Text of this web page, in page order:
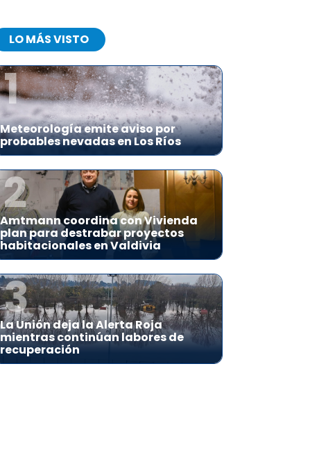
LO MÁS VISTO
1
Meteorología emite aviso por
probables nevadas en Los Ríos
2
Amtmann coordina con Vivienda
plan para destrabar proyectos
habitacionales en Valdivia
3
La Unión deja la Alerta Roja
mientras continúan labores de
recuperación